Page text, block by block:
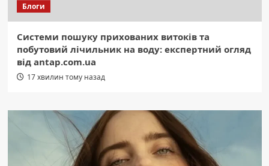
Блоги
Системи пошуку прихованих витоків та
побутовий лічильник на воду: експертний огляд
від antap.com.ua
17 хвилин тому назад